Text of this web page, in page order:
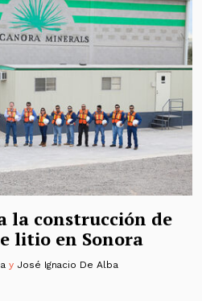
la construcción de
litio en Sonora
y José Ignacio De Alba